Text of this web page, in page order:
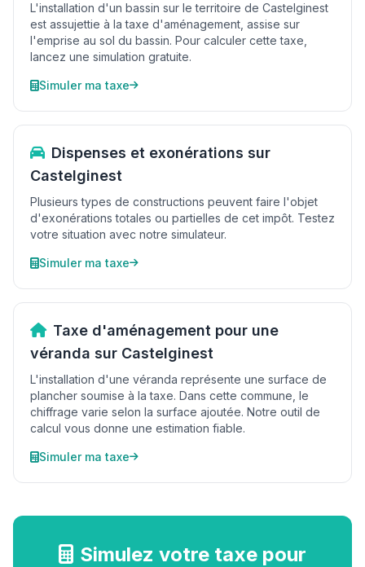
L'installation d'un bassin sur le territoire de Castelginest
est assujettie à la taxe d'aménagement, assise sur
l'emprise au sol du bassin. Pour calculer cette taxe,
lancez une simulation gratuite.
Simuler ma taxe
Dispenses et exonérations sur
Castelginest
Plusieurs types de constructions peuvent faire l'objet
d'exonérations totales ou partielles de cet impôt. Testez
votre situation avec notre simulateur.
Simuler ma taxe
Taxe d'aménagement pour une
véranda sur Castelginest
L'installation d'une véranda représente une surface de
plancher soumise à la taxe. Dans cette commune, le
chiffrage varie selon la surface ajoutée. Notre outil de
calcul vous donne une estimation fiable.
Simuler ma taxe
Simulez votre taxe pour